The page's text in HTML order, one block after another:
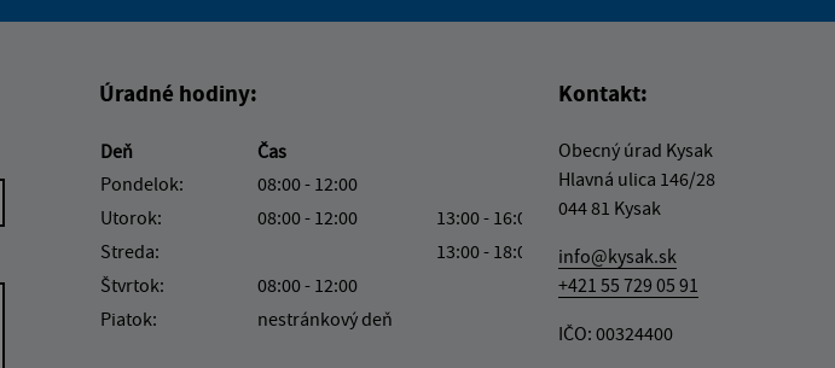
Úradné hodiny:
Deň
Čas
Pondelok:
08:00 - 12:00
Utorok:
08:00 - 12:00
13:00 - 16:00
Streda:
13:00 - 18:00
Štvrtok:
08:00 - 12:00
Piatok:
nestránkový deň
Kontakt:
Obecný úrad Kysak
Hlavná ulica 146/28
044 81 Kysak
info@kysak.sk
+421 55 729 05 91
IČO: 00324400